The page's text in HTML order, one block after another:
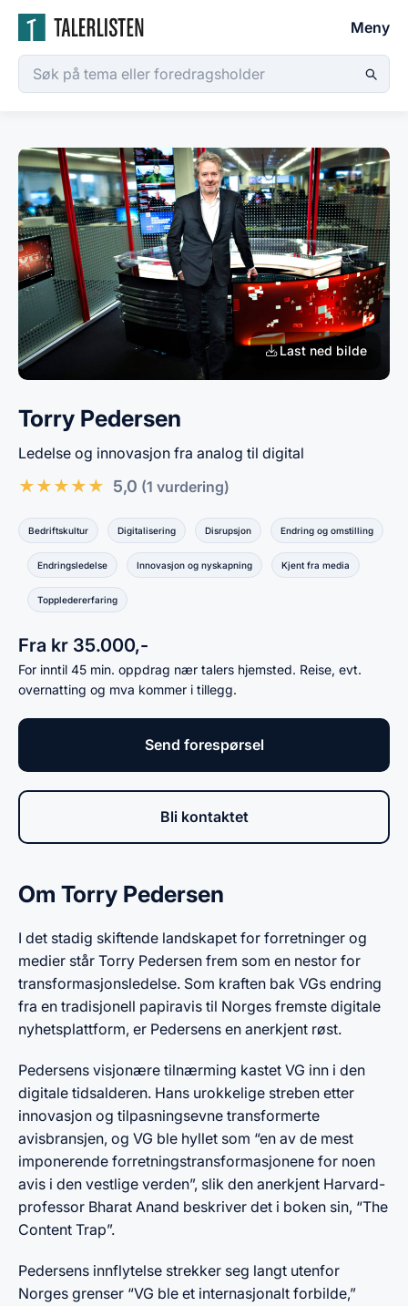
Meny
Last ned bilde
Torry Pedersen
Ledelse og innovasjon fra analog til digital
★★★★★ 5,0 (1 vurdering)
Bedriftskultur Digitalisering Disrupsjon Endring og omstilling
Endringsledelse Innovasjon og nyskapning Kjent fra media
Toppledererfaring
Fra kr 35.000,-
For inntil 45 min. oppdrag nær talers hjemsted. Reise, evt.
overnatting og mva kommer i tillegg.
Send forespørsel
Bli kontaktet
Om Torry Pedersen
I det stadig skiftende landskapet for forretninger og
medier står Torry Pedersen frem som en nestor for
transformasjonsledelse. Som kraften bak VGs endring
fra en tradisjonell papiravis til Norges fremste digitale
nyhetsplattform, er Pedersens en anerkjent røst.
Pedersens visjonære tilnærming kastet VG inn i den
digitale tidsalderen. Hans urokkelige streben etter
innovasjon og tilpasningsevne transformerte
avisbransjen, og VG ble hyllet som “en av de mest
imponerende forretningstransformasjonene for noen
avis i den vestlige verden”, slik den anerkjent Harvard-
professor Bharat Anand beskriver det i boken sin, “The
Content Trap”.
Pedersens innflytelse strekker seg langt utenfor
Norges grenser “VG ble et internasjonalt forbilde,”